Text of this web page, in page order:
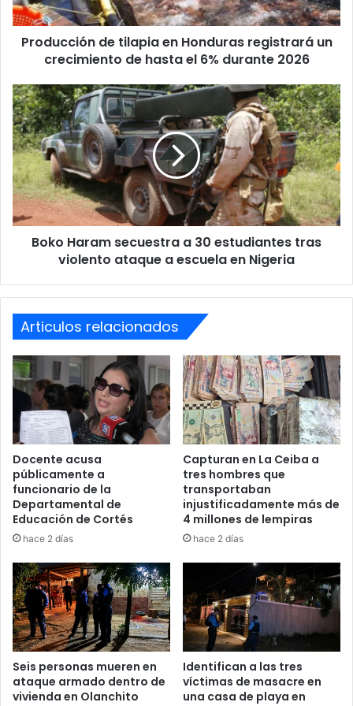
crecimiento
de
hasta
durante
2026
Producción de tilapia en Honduras registrará un
crecimiento de hasta el 6% durante 2026
Boko
Haram
secuestra
a
30
estudiantes
tras
violento
ataque
Boko Haram secuestra a 30 estudiantes tras
violento ataque a escuela en Nigeria
Articulos relacionados
Docente acusa
públicamente a
funcionario de la
Departamental de
Educación de Cortés
hace 2 días
Capturan en La Ceiba a
tres hombres que
transportaban
injustificadamente más de
4 millones de lempiras
hace 2 días
Seis personas mueren en
ataque armado dentro de
vivienda en Olanchito
Identifican a las tres
víctimas de masacre en
una casa de playa en